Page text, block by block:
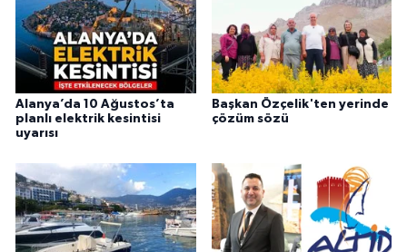
Alanya’da 10 Ağustos’ta
planlı elektrik kesintisi
uyarısı
Başkan Özçelik'ten yerinde
çözüm sözü